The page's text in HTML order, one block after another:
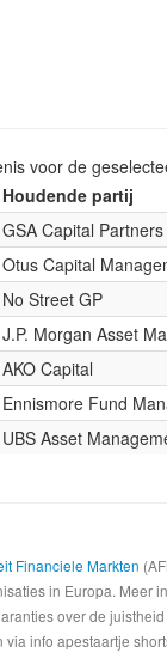
voor de
Houdende partij
GSA Capital Partners
Otus Capital
No Street GP
J.P. Morgan Asset
AKO Capital
Ennismore Fund
UBS Asset
Financiele Markten
in Europa.
over de
via info apestaartje